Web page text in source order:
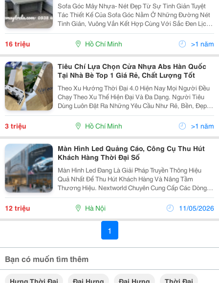
Sofa Góc Mây Nhựa- Nét Đẹp Từ Sự Tinh Giản Tuyệt
Tác Thiết Kế Của Sofa Góc Nằm Ở Những Đường Nét
Tinh Giản, Vuông Vắn Kết Hợp Cùng Với Sắc Đen Lịch
Lãm, Thể Hiện Hơi Thở Mới Của Xu Hướng Thời Đại,
Nệm Màu Be Kem Mang Lại Cảm Giác Tĩnh Lặng, An
16 triệu Hồ Chí Minh >1 năm
Tiêu Chí Lựa Chọn Cửa Nhựa Abs Hàn Quốc
Tại Nhà Bè Top 1 Giá Rẻ, Chất Lượng Tốt
Theo Xu Hướng Thời Đại 4.0 Hiện Nay Mọi Người Đều
Chạy Theo Xu Thế Hiện Đại Và Đa Dạng. Người Tiêu
Dùng Luôn Đặt Ra Những Yêu Cầu Như Rẻ, Bền, Đẹp,
Hiện Đại Không Lỗi Thời Và Cả Trong Ngành Nội Thất
Hiện Nay Họ Luôn Lựa Chọn Và Yêu Cầu Những Nội
3 triệu Hồ Chí Minh >1 năm
Màn Hình Led Quảng Cáo, Công Cụ Thu Hút
Khách Hàng Thời Đại Số
Màn Hình Led Đang Là Giải Pháp Truyền Thông Hiệu
Quả Nhất Để Thu Hút Khách Hàng Và Nâng Tầm
Thương Hiệu. Nextworld Chuyên Cung Cấp Các Dòng
Màn Hình Led Thế Hệ Mới, Đáp Ứng Mọi Nhu Cầu Từ
Cửa Hàng Nhỏ Đến Dự Án Tòa Nhà Lớn. 1. Các Dòng
Màn Hình...
12 triệu Hà Nội 11/05/2026
1
Bạn có muốn tìm thêm
Hưng Thời Đại Đại Hưng Đại Hưng Thời Đại